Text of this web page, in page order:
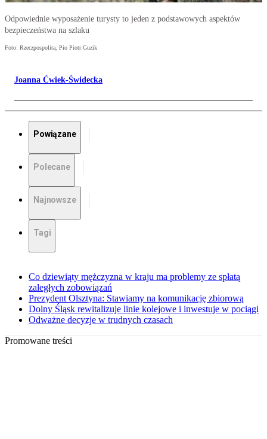
Odpowiednie wyposażenie turysty to jeden z podstawowych aspektów
bezpieczeństwa na szlaku
Foto: Rzeczpospolita, Pio Piotr Guzik
Joanna Ćwiek-Świdecka
Powiązane
Polecane
Najnowsze
Tagi
Co dziewiąty mężczyzna w kraju ma problemy ze spłatą
zaległych zobowiązań
Prezydent Olsztyna: Stawiamy na komunikację zbiorową
Dolny Śląsk rewitalizuje linie kolejowe i inwestuje w pociągi
Odważne decyzje w trudnych czasach
Promowane treści